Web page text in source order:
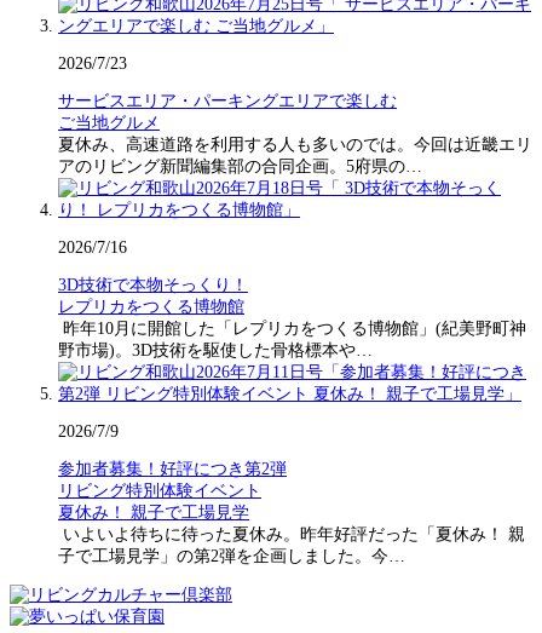
2026/7/23
サービスエリア・パーキングエリアで楽しむ
ご当地グルメ
夏休み、高速道路を利用する人も多いのでは。今回は近畿エリ
アのリビング新聞編集部の合同企画。5府県の…
2026/7/16
3D技術で本物そっくり！
レプリカをつくる博物館
昨年10月に開館した「レプリカをつくる博物館」(紀美野町神
野市場)。3D技術を駆使した骨格標本や…
2026/7/9
参加者募集！好評につき第2弾
リビング特別体験イベント
夏休み！ 親子で工場見学
いよいよ待ちに待った夏休み。昨年好評だった「夏休み！ 親
子で工場見学」の第2弾を企画しました。今…